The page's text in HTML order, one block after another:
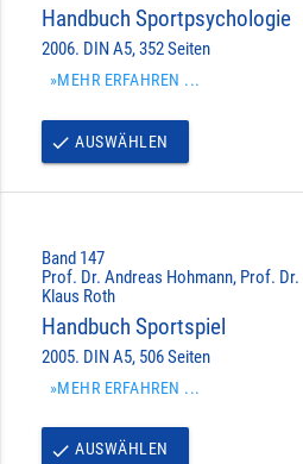
Handbuch Sportpsychologie
2006. DIN A5, 352 Seiten
»MEHR ERFAHREN ...
done AUSWÄHLEN
Band 147
Prof. Dr. Andreas Hohmann, Prof.
Klaus Roth
Handbuch Sportspiel
2005. DIN A5, 506 Seiten
»MEHR ERFAHREN ...
done AUSWÄHLEN